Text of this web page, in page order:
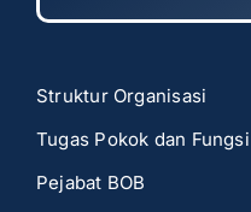
Struktur Organisasi
Tugas Pokok dan Fungsi
Pejabat BOB